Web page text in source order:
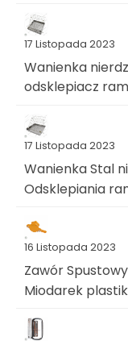
17 Listopada 2023
Wanienka
odsklepiacz
17 Listopada 2023
Wanienka Stal
Odsklepiania
16 Listopada 2023
Zawór
Miodarek plastik